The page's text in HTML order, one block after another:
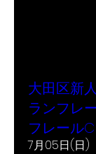
大田区新
ランフレ
フレールC
7月05日(日)